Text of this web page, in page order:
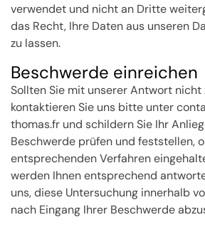
verwendet und nicht an Dritte
das Recht, Ihre Daten aus unseren
zu lassen.
Beschwerde einreichen
Sollten Sie mit unserer Antwort nicht
kontaktieren Sie uns bitte unter
thomas.fr und schildern Sie Ihr
Beschwerde prüfen und feststellen,
entsprechenden Verfahren
werden Ihnen entsprechend
uns, diese Untersuchung innerhalb
nach Eingang Ihrer Beschwerde